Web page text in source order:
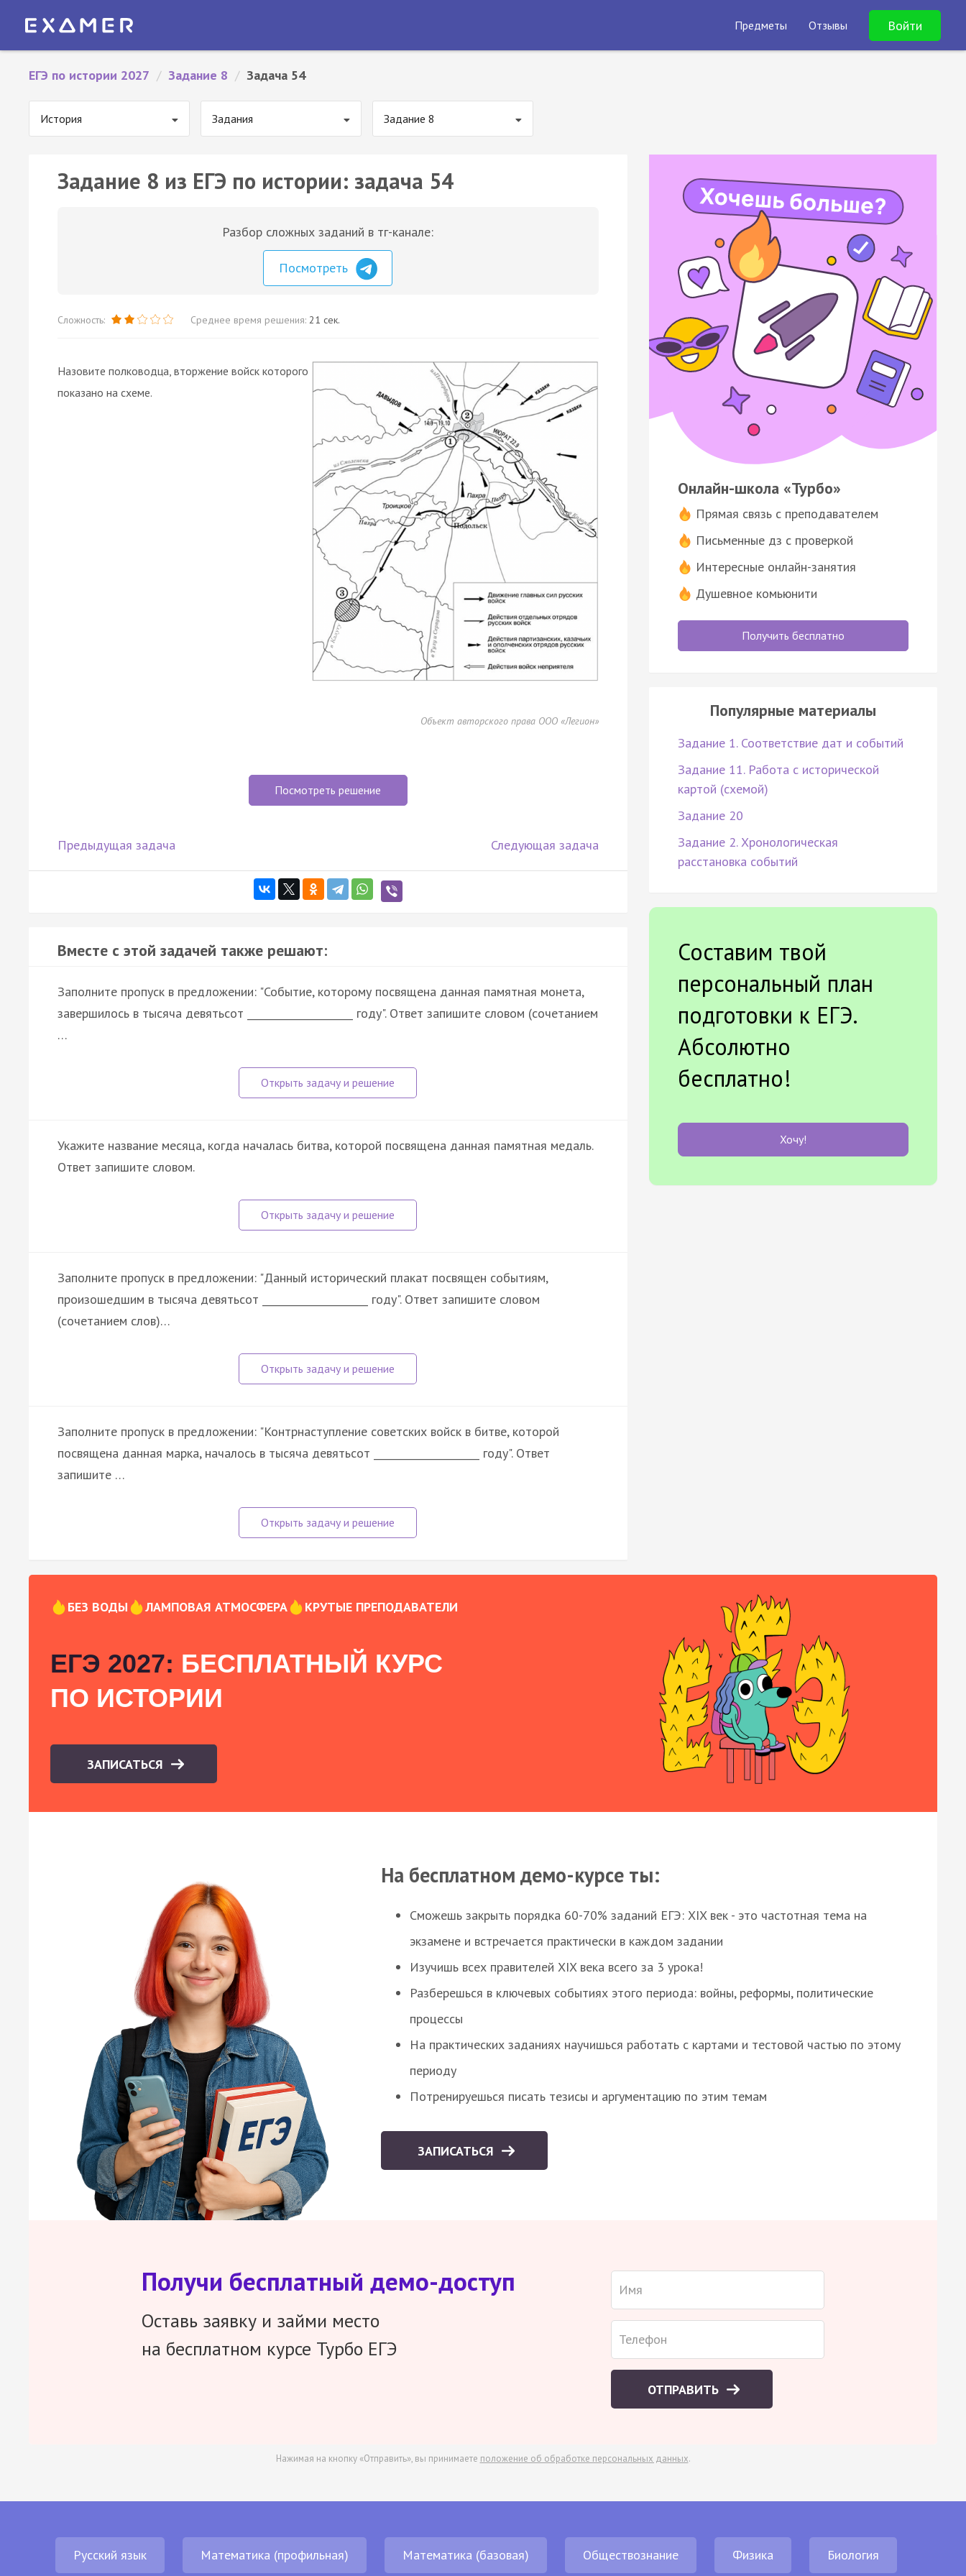
Предметы Отзывы Войти
ЕГЭ по истории 2027 / Задание 8 / Задача 54
История Задания Задание 8
Задание 8 из ЕГЭ по истории: задача 54
Разбор сложных заданий в тг-канале:
Посмотреть
Сложность: Среднее время решения: 21 сек.
Назовите полководца, вторжение войск которого
показано на схеме.
Объект авторского права ООО «Легион»
Посмотреть решение
Предыдущая задача Следующая задача
Вместе с этой задачей также решают:
Заполните пропуск в предложении: "Событие, которому посвящена данная памятная монета,
завершилось в тысяча девятьсот _____________________ году". Ответ запишите словом (сочетанием
…
Укажите название месяца, когда началась битва, которой посвящена данная памятная медаль.
Ответ запишите словом.
Заполните пропуск в предложении: "Данный исторический плакат посвящен событиям,
произошедшим в тысяча девятьсот _____________________ году". Ответ запишите словом
(сочетанием слов)…
Заполните пропуск в предложении: "Контрнаступление советских войск в битве, которой
посвящена данная марка, началось в тысяча девятьсот _____________________ году". Ответ
запишите …
Онлайн-школа «Турбо»
Прямая связь с преподавателем
Письменные дз с проверкой
Интересные онлайн-занятия
Душевное комьюнити
Получить бесплатно
Популярные материалы
Задание 1. Соответствие дат и событий
Задание 11. Работа с исторической
картой (схемой)
Задание 20
Задание 2. Хронологическая
расстановка событий
Составим твой
персональный план
подготовки к ЕГЭ.
Абсолютно
бесплатно!
Хочу!
БЕЗ ВОДЫ ЛАМПОВАЯ АТМОСФЕРА КРУТЫЕ ПРЕПОДАВАТЕЛИ
ЕГЭ 2027: БЕСПЛАТНЫЙ КУРС
ПО ИСТОРИИ
ЗАПИСАТЬСЯ
На бесплатном демо-курсе ты:
Сможешь закрыть порядка 60-70% заданий ЕГЭ: XIX век - это частотная тема на
экзамене и встречается практически в каждом задании
Изучишь всех правителей XIX века всего за 3 урока!
Разберешься в ключевых событиях этого периода: войны, реформы, политические
процессы
На практических заданиях научишься работать с картами и тестовой частью по этому
периоду
Потренируешься писать тезисы и аргументацию по этим темам
ЗАПИСАТЬСЯ
Получи бесплатный демо-доступ
Оставь заявку и займи место
на бесплатном курсе Турбо ЕГЭ
ОТПРАВИТЬ
Нажимая на кнопку «Отправить», вы принимаете положение об обработке персональных данных.
Русский язык Математика (профильная) Математика (базовая) Обществознание Физика Биология